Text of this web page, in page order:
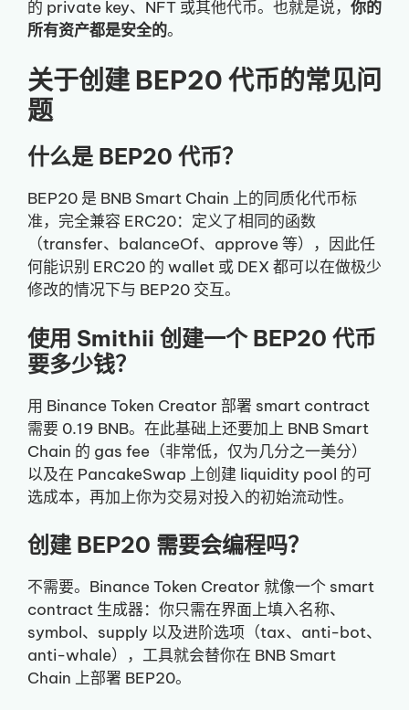
的 private key、NFT 或其他代币。也就是说， 你的
所有资产都是安全的。
关于创建 BEP20 代币的常见问
题
什么是 BEP20 代币？
BEP20 是 BNB Smart Chain 上的同质化代币标
准，完全兼容 ERC20：定义了相同的函数
（transfer、balanceOf、approve 等），因此任
何能识别 ERC20 的 wallet 或 DEX 都可以在做极少
修改的情况下与 BEP20 交互。
使用 Smithii 创建一个 BEP20 代币
要多少钱？
用 Binance Token Creator 部署 smart contract
需要 0.19 BNB。在此基础上还要加上 BNB Smart
Chain 的 gas fee（非常低，仅为几分之一美分）
以及在 PancakeSwap 上创建 liquidity pool 的可
选成本，再加上你为交易对投入的初始流动性。
创建 BEP20 需要会编程吗？
不需要。Binance Token Creator 就像一个 smart
contract 生成器：你只需在界面上填入名称、
symbol、supply 以及进阶选项（tax、anti-bot、
anti-whale），工具就会替你在 BNB Smart
Chain 上部署 BEP20。